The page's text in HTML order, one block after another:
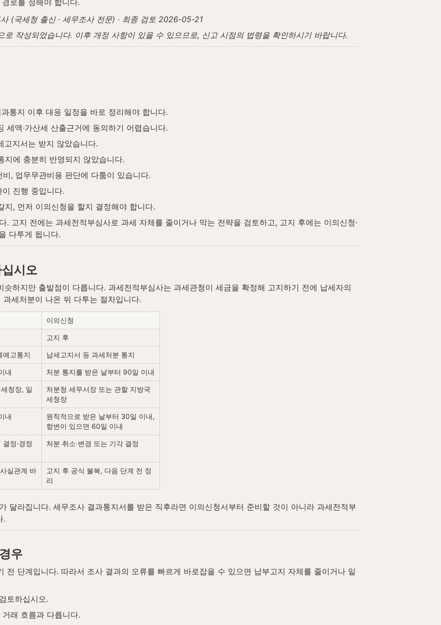
경로를 정해야 합니다.
(국세청 출신 · 세무조사 전문) · 최종 검토 2026-05-21
작성되었습니다. 이후 개정 사항이 있을 수 있으므로, 신고 시점의 법령을 확인하시기 바랍니다.
통지 이후 대응 일정을 바로 정리해야 합니다.
세액·가산세 산출근거에 동의하기 어렵습니다.
고지서는 받지 않았습니다.
지에 충분히 반영되지 않았습니다.
, 업무무관비용 판단에 다툼이 있습니다.
진행 중입니다.
지, 먼저 이의신청을 할지 결정해야 합니다.
. 고지 전에는 과세전적부심사로 과세 자체를 줄이거나 막는 전략을 검토하고, 고지 후에는 이의신청·
다투게 됩니다.
시오
하지만 출발점이 다릅니다. 과세전적부심사는 과세관청이 세금을 확정해 고지하기 전에 납세자의
세처분이 나온 뒤 다투는 절차입니다.
이의신청
고지 후
예고통지 납세고지서 등 과세처분 통지
내 처분 통지를 받은 날부터 90일 이내
청장, 일
처분청 세무서장 또는 관할 지방국
세청장
내
원칙적으로 받은 날부터 30일 이내,
항변이 있으면 60일 이내
정·경정
처분 취소·변경 또는 기각 결정
실관계 바
고지 후 공식 불복, 다음 단계 전 정
리
달라집니다. 세무조사 결과통지서를 받은 직후라면 이의신청서부터 준비할 것이 아니라 과세전적부
.
우
전 단계입니다. 따라서 조사 결과의 오류를 빠르게 바로잡을 수 있으면 납부고지 자체를 줄이거나 일
토하십시오.
래 흐름과 다릅니다.